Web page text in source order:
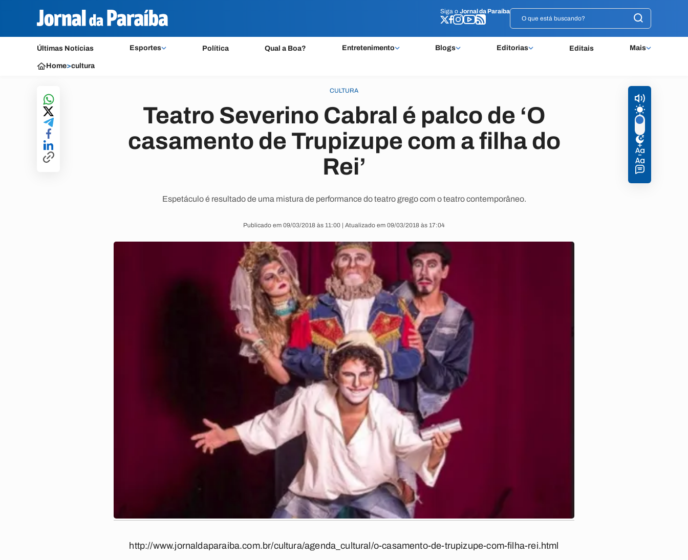
Siga o Jornal da Paraíba
Últimas Notícias Esportes Política Qual a Boa? Entretenimento Blogs Editorias Editais Mais
Siga o Jornal da Paraíba
Home>cultura
CULTURA
Teatro Severino Cabral é palco de ‘O
casamento de Trupizupe com a filha do
Rei’
Espetáculo é resultado de uma mistura de performance do teatro grego com o teatro contemporâneo.
Publicado em 09/03/2018 às 11:00 | Atualizado em 09/03/2018 às 17:04
http://www.jornaldaparaiba.com.br/cultura/agenda_cultural/o-casamento-de-trupizupe-com-filha-rei.html